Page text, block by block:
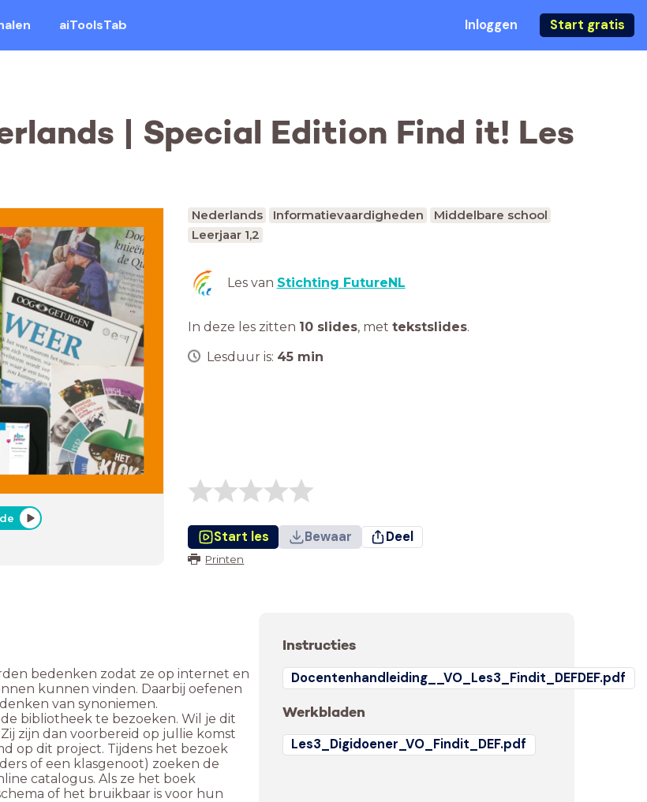
aiToolsTab Inloggen Start gratis
| Special Edition Find it! Les
Nederlands Informatievaardigheden
Middelbare school
Leerjaar 1,2
Les van Stichting FutureNL
In deze les zitten 10 slides, met tekstslides.
Lesduur is: 45 min
Start les Bewaar Deel
Printen
bedenken zodat ze op internet en
kunnen vinden. Daarbij oefenen
van synoniemen.
bibliotheek te bezoeken. Wil je dit
zijn dan voorbereid op jullie komst
op dit project. Tijdens het bezoek
of een klasgenoot) zoeken de
catalogus. Als ze het boek
of het bruikbaar is voor hun
Instructies
Docentenhandleiding__VO_Les3_Findit_DEFDEF.pdf
Werkbladen
Les3_Digidoener_VO_Findit_DEF.pdf